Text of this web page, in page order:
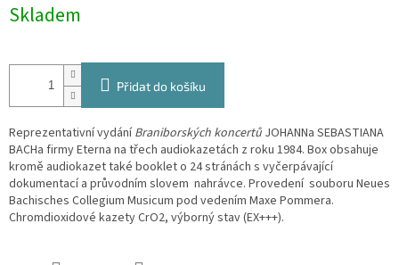
cena:
Skladem
Přidat do košíku
Reprezentativní vydáníBraniborských koncertů JOHANNa SEBASTIANA
BACHa firmy Eterna na třech audiokazetách z roku 1984. Box obsahuje
kromě audiokazet také booklet o 24 stránách s vyčerpávající
dokumentací a průvodním slovem nahrávce. Provedení souboru Neues
Bachisches Collegium Musicum pod vedením Maxe Pommera.
Chromdioxidové kazety CrO2, výborný stav (EX+++).